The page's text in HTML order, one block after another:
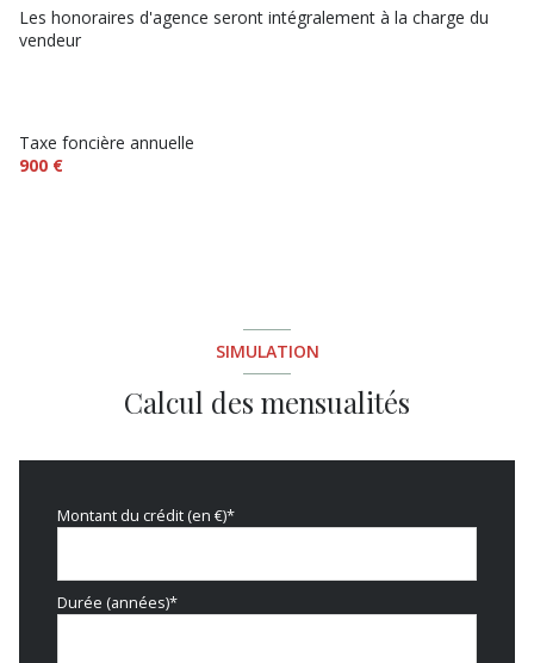
Les honoraires d'agence seront intégralement à la charge du
vendeur
Taxe foncière annuelle
900 €
SIMULATION
Calcul des mensualités
Montant du crédit (en €)*
Durée (années)*